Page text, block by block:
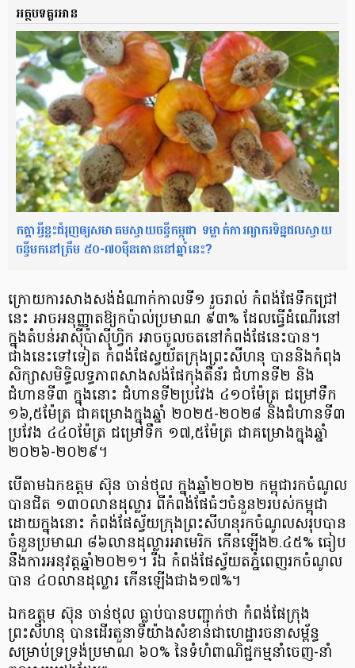
អត្ថបទគួរអាន
កត្តាអ្វីខ្លះជំរុញឲ្យសមាគមស្វាយចន្ទីកម្ពុជា ទម្លាក់ការព្យាករទិន្នផលស្វាយ
ចន្ទីមកនៅត្រឹម ៥០-៧០ម៉ឺនតោននៅឆ្នាំនេះ?
ក្រោយការសាងសង់ដំណាក់កាលទី១ រួចរាល់ កំពង់ផែទឹកជ្រៅ
នេះ អាចអនុញ្ញាតឱ្យកប៉ាល់ប្រមាណ ៩៣% ដែលធ្វើដំណើរនៅ
ក្នុងតំបន់អាស៊ីប៉ាស៊ីហ្វិក អាចចូលចតនៅកំពង់ផែនេះបាន។
ជាងនេះទៅទៀត កំពង់ផែស្វយ័តក្រុងព្រះសីហនុ បាននិងកំពុង
សិក្សាសមិទ្ធិលទ្ធភាពសាងសង់ផែកុងតឺន័រ ជំហានទី២ និង
ជំហានទី៣ ក្នុងនោះ ជំហានទី២ប្រវែង ៤១០ម៉ែត្រ ជម្រៅទឹក
១៦,៥ម៉ែត្រ ជាគម្រោងក្នុងឆ្នាំ ២០២៥-២០២៨ និងជំហានទី៣
ប្រវែង ៤៤០ម៉ែត្រ ជម្រៅទឹក ១៧,៥ម៉ែត្រ ជាគម្រោងក្នុងឆ្នាំ
២០២៦-២០២៩។
បើតាមឯកឧត្តម ស៊ុន ចាន់ថុល ក្នុងឆ្នាំ២០២២ កម្ពុជារកចំណូល
បានជិត ១៣០លានដុល្លារ ពីកំពង់ផែធំៗចំនួន២របស់កម្ពុជា
ដោយក្នុងនោះ កំពង់ផែស្វ័យក្រុងព្រះសីហនុរកចំណូលសរុបបាន
ចំនួនប្រមាណ ៨៦លានដុល្លារអាមេរិក កើនឡើង២.៤៥% ធៀប
នឹងការអនុវត្តឆ្នាំ២០២១។ រីឯ កំពង់ផែស្វ័យតភ្នំពេញរកចំណូល
បាន ៤០លានដុល្លារ កើនឡើងជាង១៧%។
ឯកឧត្តម ស៊ុន ចាន់ថុល ធ្លាប់បានបញ្ជាក់ថា កំពង់ផែក្រុង
ព្រះសីហនុ បានដើរតួនាទីយ៉ាងសំខាន់ជាហេដ្ឋារចនាសម្ព័ន្ធ
សម្រាប់ទ្រទ្រង់ប្រមាណ ៦០% នៃទំហំពាណិជ្ជកម្មនាំចេញ-នាំ